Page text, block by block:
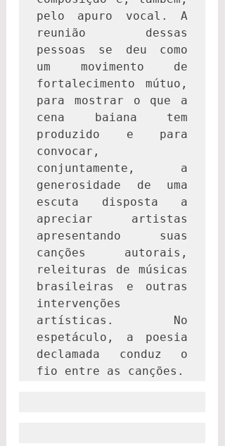
pelo apuro vocal. A
reunião dessas
pessoas se deu como
um movimento de
fortalecimento mútuo,
para mostrar o que a
cena baiana tem
produzido e para
convocar,
conjuntamente, a
generosidade de uma
escuta disposta a
apreciar artistas
apresentando suas
canções autorais,
releituras de músicas
brasileiras e outras
intervenções
artísticas. No
espetáculo, a poesia
declamada conduz o
fio entre as canções.